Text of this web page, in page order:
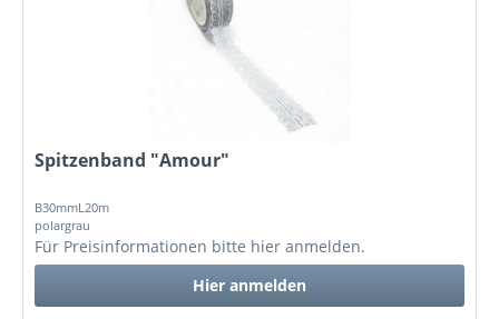
Spitzenband "Amour"
B30mmL20m
polargrau
Für Preisinformationen bitte hier anmelden.
Hier anmelden